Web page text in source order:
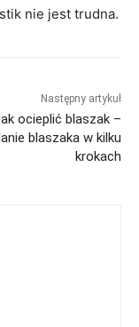
nie jest trudna.
Następny artykuł
ocieplić blaszak –
blaszaka w kilku
krokach